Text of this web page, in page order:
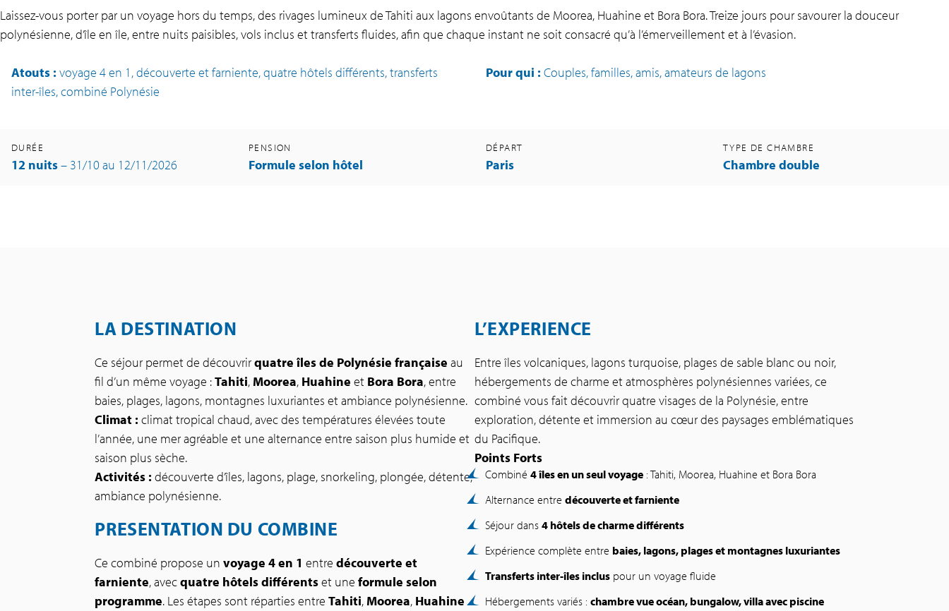
Laissez-vous porter par un voyage hors du temps, des rivages lumineux de Tahiti aux lagons envoûtants de Moorea, Huahine et Bora Bora. Treize jours pour savourer la douceur
polynésienne, d’île en île, entre nuits paisibles, vols inclus et transferts fluides, afin que chaque instant ne soit consacré qu’à l’émerveillement et à l’évasion.
Atouts : voyage 4 en 1, découverte et farniente, quatre hôtels différents, transferts
inter-îles, combiné Polynésie
Pour qui : Couples, familles, amis, amateurs de lagons
DURÉE
12 nuits– 31/10 au 12/11/2026
PENSION
Formule selon hôtel
DÉPART
Paris
TYPE DE CHAMBRE
Chambre double
LA DESTINATION
Ce séjour permet de découvrirquatre îles de Polynésie française au
fil d’un même voyage :Tahiti, Moorea, Huahine et Bora Bora, entre
baies, plages, lagons, montagnes luxuriantes et ambiance polynésienne.
Climat : climat tropical chaud, avec des températures élevées toute
l’année, une mer agréable et une alternance entre saison plus humide et
saison plus sèche.
Activités : découverte d’îles, lagons, plage, snorkeling, plongée, détente,
ambiance polynésienne.
PRESENTATION DU COMBINE
Ce combiné propose unvoyage 4 en 1 entredécouverte et
farniente, avecquatre hôtels différentset uneformule selon
programme. Les étapes sont réparties entreTahiti, Moorea, Huahine
L’EXPERIENCE
Entre îles volcaniques, lagons turquoise, plages de sable blanc ou noir,
hébergements de charme et atmosphères polynésiennes variées, ce
combiné vous fait découvrir quatre visages de la Polynésie, entre
exploration, détente et immersion au cœur des paysages emblématiques
du Pacifique.
Points Forts
Combiné 4 îles en un seul voyage: Tahiti, Moorea, Huahine et Bora Bora
Alternance entre découverte et farniente
Séjour dans 4 hôtels de charme différents
Expérience complète entre baies, lagons, plages et montagnes luxuriantes
Transferts inter-îles incluspour un voyage fluide
Hébergements variés : chambre vue océan, bungalow, villa avec piscine